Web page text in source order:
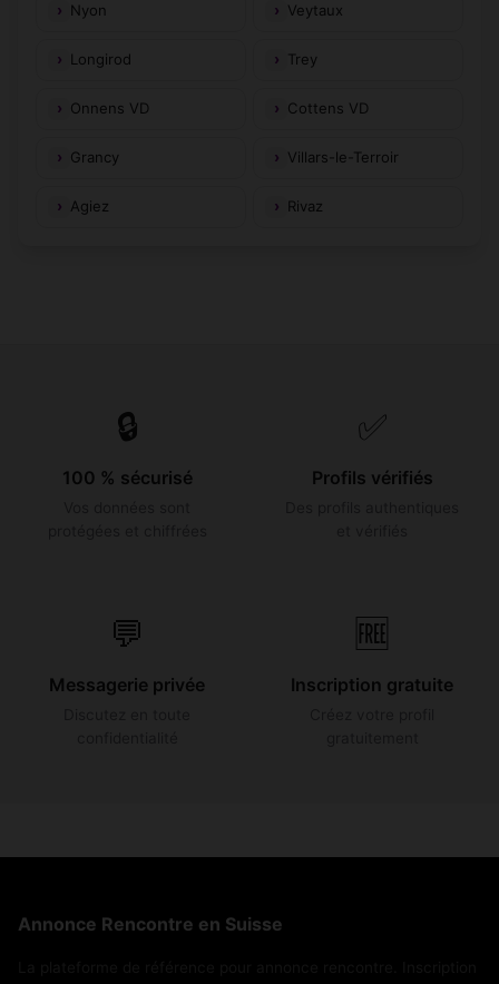
Nyon Veytaux
Longirod Trey
Onnens VD Cottens VD
Grancy Villars-le-Terroir
Agiez Rivaz
🔒
100 % sécurisé
✅
Profils vérifiés
💬
Messagerie privée
🆓
Inscription gratuite
Annonce Rencontre en Suisse